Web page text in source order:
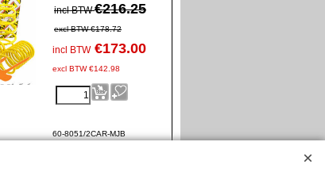
incl BTW €216.25
excl BTW €178.72
incl BTW €173.00
excl BTW €142.98
60-8051/2CAR-MJB